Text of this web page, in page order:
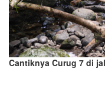
Cantiknya Curug 7 di